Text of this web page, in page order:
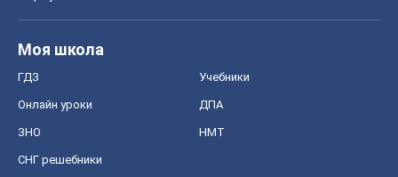
Моя школа
ГДЗ Учебники
Онлайн уроки ДПА
ЗНО НМТ
СНГ решебники